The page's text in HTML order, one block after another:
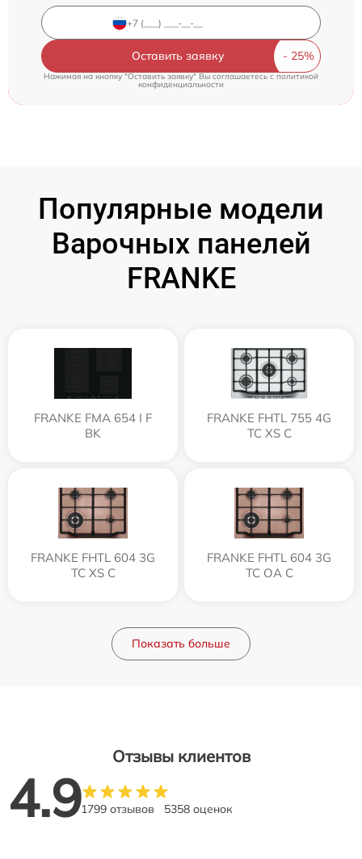
Оставить заявку
Нажимая на кнопку "Оставить заявку" Вы соглашаетесь cполитикой
конфиденциальности
Популярные модели
Варочных панелей
FRANKE
FRANKE FMA 654 I F
BK
FRANKE FHTL 755 4G
TC XS C
FRANKE FHTL 604 3G
TC XS C
FRANKE FHTL 604 3G
TC OA C
Показать больше
Отзывы клиентов
4.91799 отзывов 5358 оценок